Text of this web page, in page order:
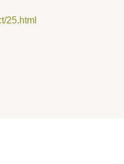
25.html